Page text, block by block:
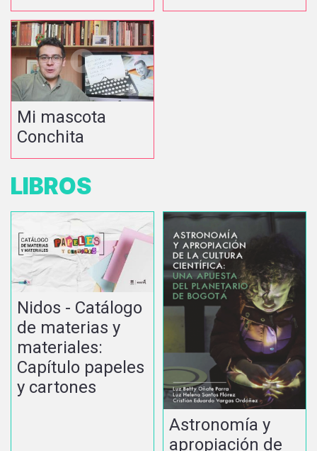
Mi mascota
Conchita
LIBROS
Nidos - Catálogo
de materias y
materiales:
Capítulo papeles
y cartones
Astronomía y
apropiación de